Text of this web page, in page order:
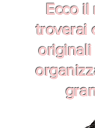
Ecco
troverai